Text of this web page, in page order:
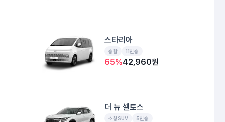
스타리아
승합 11인승
65%42,960원
더 뉴 셀토스
소형SUV 5인승